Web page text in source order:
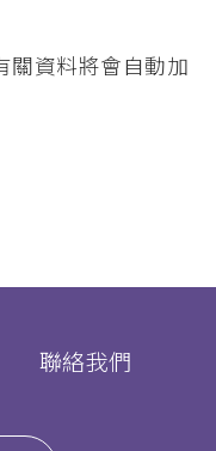
關資料將會自動加
聯絡我們